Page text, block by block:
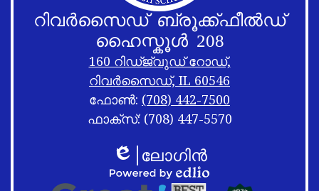
റിവർസൈഡ് ബ്രൂക്ക്ഫീൽഡ്
ഹൈസ്കൂൾ 208
160 റിഡ്ജ്വുഡ് റോഡ്,
റിവർസൈഡ്, IL 60546
ഫോൺ: (708) 442-7500
ഫാക്സ്: (708) 447-5570
ലിങ്കുകൾ
അടിക്കുറിപ്പ്
ഷഫിൾ
എഡ്ലിയോ
ലോഗിൻ
എഡ്ലിയോ
അടിക്കുറിപ്പ്